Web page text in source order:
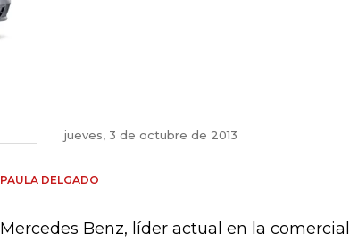
jueves, 3 de octubre de 2013
PAULA DELGADO
Mercedes Benz, líder actual en la